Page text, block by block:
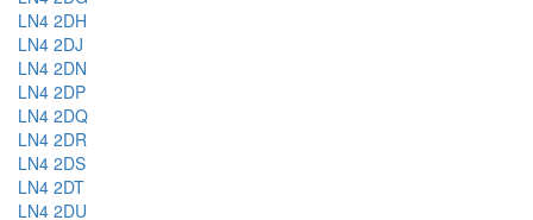
LN4 2DH
LN4 2DJ
LN4 2DN
LN4 2DP
LN4 2DQ
LN4 2DR
LN4 2DS
LN4 2DT
LN4 2DU